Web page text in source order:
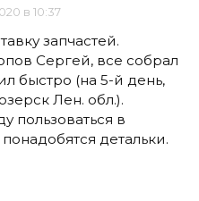
в 10:37
запчастей.
Сергей, все собрал
быстро (на 5-й день,
Лен. обл.).
пользоваться в
детальки.